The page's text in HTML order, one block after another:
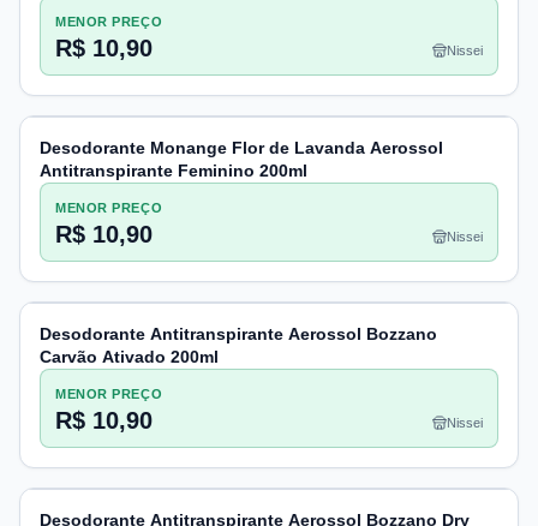
MENOR PREÇO
R$ 10,90 Nissei
Desodorante Monange Flor de Lavanda Aerossol
Antitranspirante Feminino 200ml
MENOR PREÇO
R$ 10,90 Nissei
Desodorante Antitranspirante Aerossol Bozzano
Carvão Ativado 200ml
MENOR PREÇO
R$ 10,90 Nissei
Desodorante Antitranspirante Aerossol Bozzano Dry